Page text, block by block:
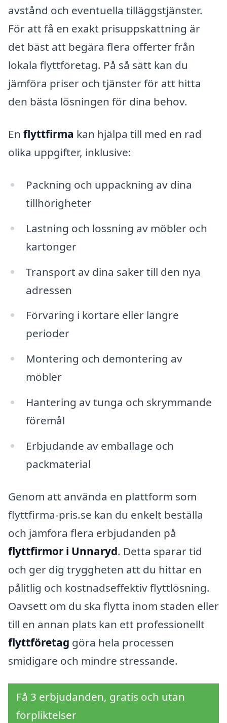
avstånd och eventuella tilläggstjänster.
För att få en exakt prisuppskattning är
det bäst att begära flera offerter från
lokala flyttföretag. På så sätt kan du
jämföra priser och tjänster för att hitta
den bästa lösningen för dina behov.
En flyttfirma kan hjälpa till med en rad
olika uppgifter, inklusive:
Packning och uppackning av dina
tillhörigheter
Lastning och lossning av möbler och
kartonger
Transport av dina saker till den nya
adressen
Förvaring i kortare eller längre
perioder
Montering och demontering av
möbler
Hantering av tunga och skrymmande
föremål
Erbjudande av emballage och
packmaterial
Genom att använda en plattform som
flyttfirma-pris.se kan du enkelt beställa
och jämföra flera erbjudanden på
flyttfirmor i Unnaryd. Detta sparar tid
och ger dig tryggheten att du hittar en
pålitlig och kostnadseffektiv flyttlösning.
Oavsett om du ska flytta inom staden eller
till en annan plats kan ett professionellt
flyttföretag göra hela processen
smidigare och mindre stressande.
Få 3 erbjudanden, gratis och utan
förpliktelser